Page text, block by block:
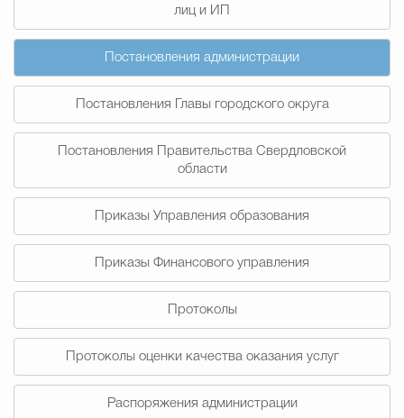
Муниципальные
Счётная палата Городского
Гостям Городского
лиц и ИП
Постановления администрации
Постановления Главы городского округа
Постановления Правительства Свердловской
области
Приказы Управления образования
Приказы Финансового управления
Протоколы
Протоколы оценки качества оказания услуг
Распоряжения администрации